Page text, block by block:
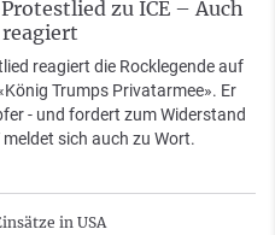
zu ICE – Auch
reagiert die Rocklegende auf
Trumps Privatarmee». Er
- und fordert zum Widerstand
sich auch zu Wort.
in USA